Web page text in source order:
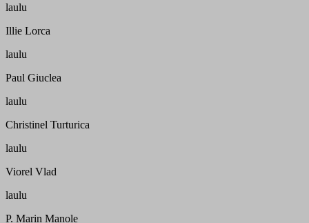
laulu
Illie Lorca
laulu
Paul Giuclea
laulu
Christinel Turturica
laulu
Viorel Vlad
laulu
P. Marin Manole